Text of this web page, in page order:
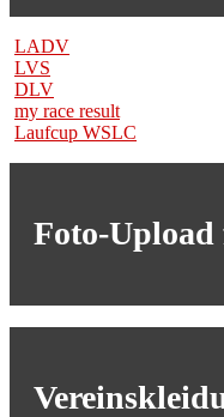
LADV
LVS
DLV
my race result
Laufcup WSLC
Foto-